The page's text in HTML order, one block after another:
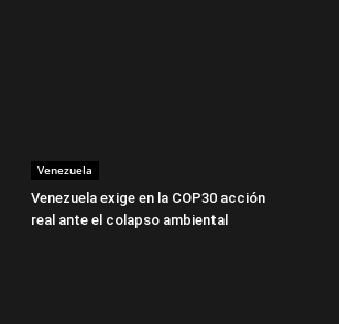
Venezuela
Venezuela exige en la COP30 acción
real ante el colapso ambiental